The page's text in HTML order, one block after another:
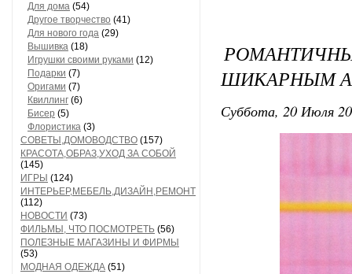
Для дома (54)
Другое творчество (41)
Для нового года (29)
Вышивка (18)
Игрушки своими руками (12)
Подарки (7)
Оригами (7)
Квиллинг (6)
Бисер (5)
Флористика (3)
СОВЕТЫ,ДОМОВОДСТВО (157)
КРАСОТА,ОБРАЗ,УХОД ЗА СОБОЙ
(145)
ИГРЫ (124)
ИНТЕРЬЕР,МЕБЕЛЬ,ДИЗАЙН,РЕМОНТ
(112)
НОВОСТИ (73)
ФИЛЬМЫ, ЧТО ПОСМОТРЕТЬ (56)
ПОЛЕЗНЫЕ МАГАЗИНЫ И ФИРМЫ
(53)
МОДНАЯ ОДЕЖДА (51)
ШИКАРНЫМ
Суббота, 20 Июля